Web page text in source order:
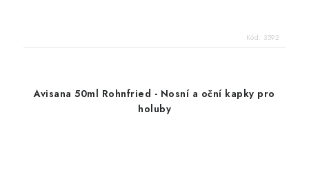
Kód: 3592
Avisana 50ml Rohnfried - Nosní a oční kapky pro
holuby